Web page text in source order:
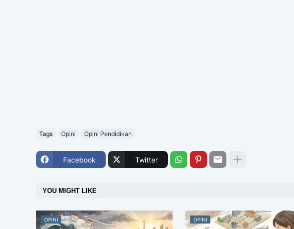
Tags Opini Opini Pendidikan
Facebook Twitter
YOU MIGHT LIKE
OPINI OPINI